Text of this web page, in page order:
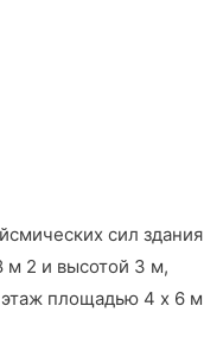
сил здания
м 2 и высотой 3 м,
площадью 4 х 6 м